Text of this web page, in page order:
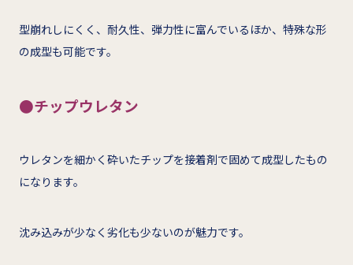
型崩れしにくく、耐久性、弾力性に富んでいるほか、特殊な形
の成型も可能です。
●チップウレタン
ウレタンを細かく砕いたチップを接着剤で固めて成型したもの
になります。
沈み込みが少なく劣化も少ないのが魅力です。